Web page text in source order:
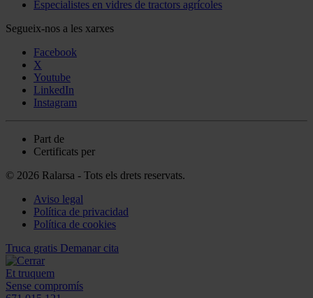
Especialistes en vidres de tractors agrícoles
Segueix-nos a les xarxes
Facebook
X
Youtube
LinkedIn
Instagram
Part de
Certificats per
© 2026 Ralarsa - Tots els drets reservats.
Aviso legal
Política de privacidad
Política de cookies
Truca gratis Demanar cita
Et truquem
Sense compromís